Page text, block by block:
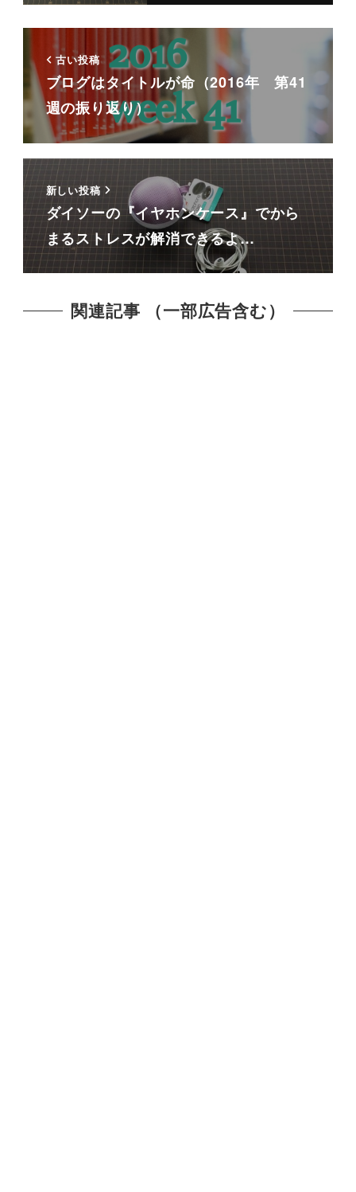
古い投稿
ブログはタイトルが命（2016年 第41
週の振り返り）
新しい投稿
ダイソーの『イヤホンケース』でから
まるストレスが解消できるよ…
関連記事 （一部広告含む）